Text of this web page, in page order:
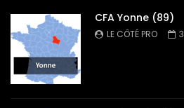
CFA Yonne (89)
LE CÔTÉ PRO